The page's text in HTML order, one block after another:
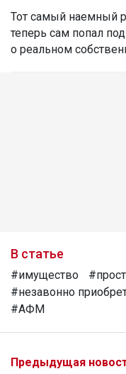
Тот самый наемный
теперь сам попал
о реальном
В статье
#имущество
#незавонно
#АФМ
Предыдущая